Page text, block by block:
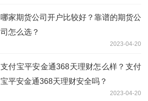
哪家期货公司开户比较好？靠谱的期货公
司怎么选？
2023-04-20
支付宝平安金通368天理财怎么样？支付
宝平安金通368天理财安全吗？
2023-04-20